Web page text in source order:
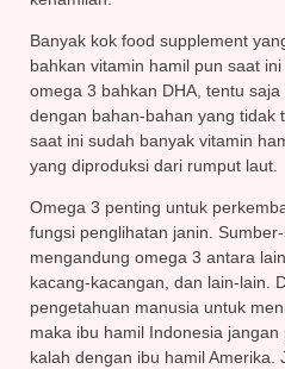
Banyak kok food supplement
bahkan vitamin hamil pun saat
omega 3 bahkan DHA, tentu
dengan bahan-bahan yang tidak
saat ini sudah banyak vitamin
yang diproduksi dari rumput laut.
Omega 3 penting untuk
fungsi penglihatan janin.
mengandung omega 3 antara
kacang-kacangan, dan lain-lain.
pengetahuan manusia untuk
maka ibu hamil Indonesia
kalah dengan ibu hamil Amerika.